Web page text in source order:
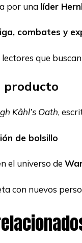
por una líder
combates y
que
producto
Kâhl’s Oath,
de bolsillo
el universo de
con nuevos